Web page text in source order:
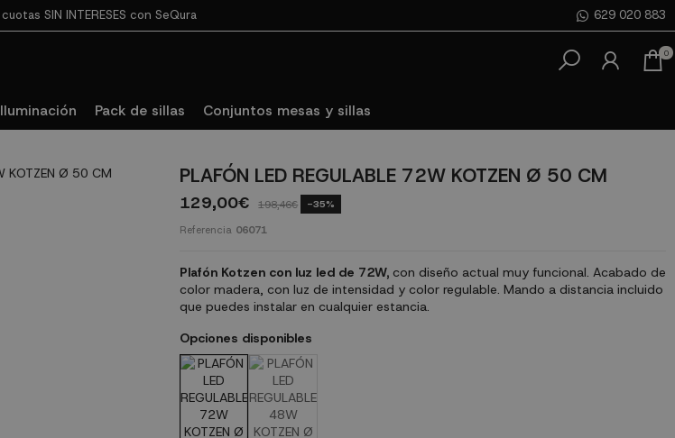
cuotas SIN INTERESES con SeQura 629 020 883
0
Iluminación Pack de sillas Conjuntos mesas y sillas
PLAFÓN LED REGULABLE 72W KOTZEN Ø 50 CM
129,00€ 198,46€ -35%
Referencia 06071
Plafón Kotzen con luz led de 72W,con diseño actual muy funcional. Acabado de
color madera, con luz de intensidad y color regulable. Mando a distancia incluido
que puedes instalar en cualquier estancia.
Opciones disponibles